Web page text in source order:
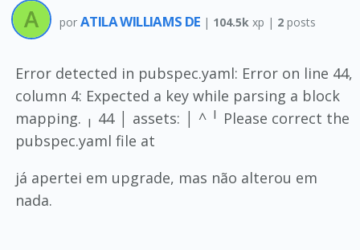
por ATILA WILLIAMS DE | 104.5k xp | 2 posts
Error detected in pubspec.yaml: Error on line 44,
column 4: Expected a key while parsing a block
mapping. ╷ 44 │ assets: │ ^ ╵ Please correct the
pubspec.yaml file at
já apertei em upgrade, mas não alterou em
nada.